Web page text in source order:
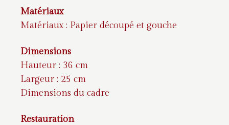
Matériaux
Matériaux : Papier découpé et gouche
Dimensions
Hauteur : 36 cm
Largeur : 25 cm
Dimensions du cadre
Restauration